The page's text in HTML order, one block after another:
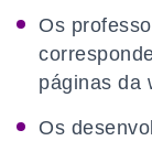
Os
páginas da
Os